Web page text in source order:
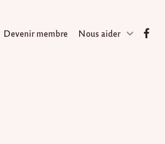
Devenir membre Nous aider